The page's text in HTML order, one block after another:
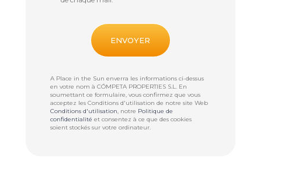
A Place in the Sun enverra les informations ci-dessus
en votre nom àCÓMPETA PROPERTIES S.L. En
soumettant ce formulaire, vous confirmez que vous
acceptez les Conditions d'utilisation de notre site Web
Conditions d'utilisation, notre Politique de
confidentialité et consentez à ce que des cookies
soient stockés sur votre ordinateur.